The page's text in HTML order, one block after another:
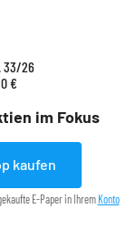
im Fokus
33/26
€
kaufen
E-Paper in IhremKonto